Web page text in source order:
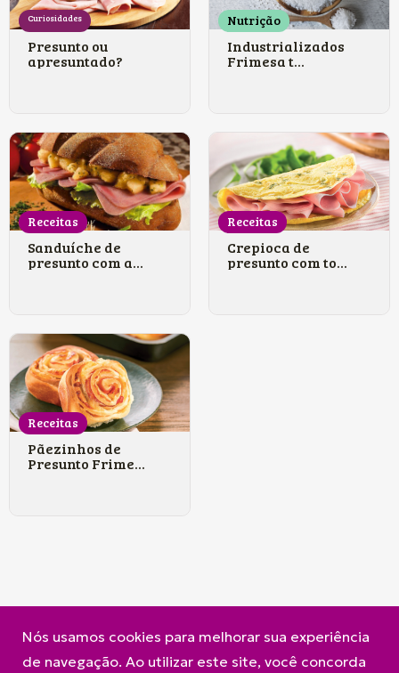
Curiosidades
Presunto ou
apresuntado?
Nutrição
Industrializados
Frimesa t...
Receitas
Sanduíche de
presunto com a...
Receitas
Crepioca de
presunto com to...
Receitas
Pãezinhos de
Presunto Frime...
Nós usamos cookies para melhorar sua experiência
de navegação. Ao utilizar este site, você concorda